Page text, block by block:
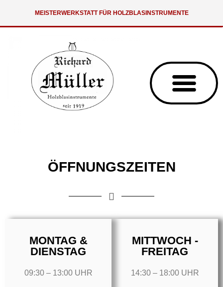
MEISTERWERKSTATT FÜR HOLZBLASINSTRUMENTE
ÖFFNUNGSZEITEN
MONTAG &
DIENSTAG
09:30 – 13:00 UHR
MITTWOCH -
FREITAG
14:30 – 18:00 UHR